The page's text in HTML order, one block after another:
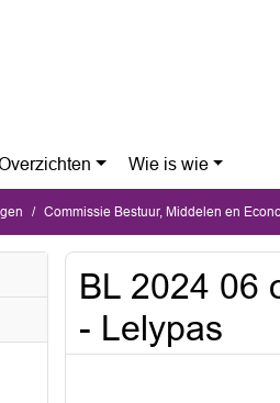
Wie is wie
Commissie Bestuur, Middelen en
BL 2024 06
- Lelypas